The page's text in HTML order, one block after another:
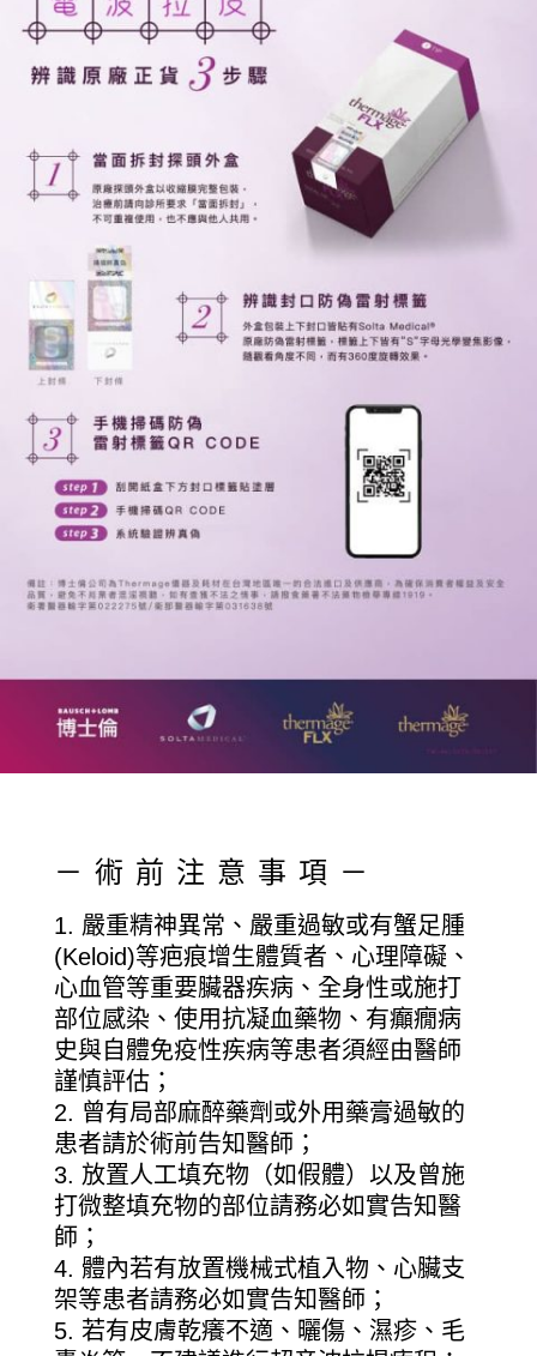
－術前注意事項－
嚴重精神異常、嚴重過敏或有蟹足腫
(Keloid)等疤痕增生體質者、心理障礙、
心血管等重要臟器疾病、全身性或施打
部位感染、使用抗凝血藥物、有癲癇病
史與自體免疫性疾病等患者須經由醫師
謹慎評估；
曾有局部麻醉藥劑或外用藥膏過敏的
患者請於術前告知醫師；
放置人工填充物（如假體）以及曾施
打微整填充物的部位請務必如實告知醫
師；
體內若有放置機械式植入物、心臟支
架等患者請務必如實告知醫師；
若有皮膚乾癢不適、曬傷、濕疹、毛